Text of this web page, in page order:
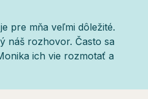
pre mňa veľmi dôležité.
náš rozhovor. Často sa
ich vie rozmotať a